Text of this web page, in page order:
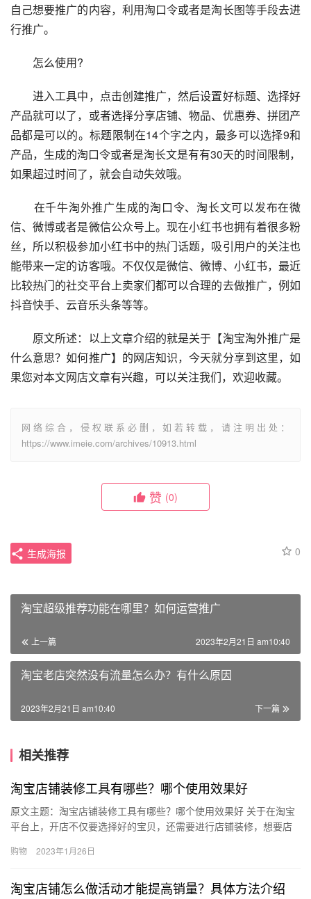
自己想要推广的内容，利用淘口令或者是淘长图等手段去进
行推广。
怎么使用?
进入工具中，点击创建推广，然后设置好标题、选择好
产品就可以了，或者选择分享店铺、物品、优惠券、拼团产
品都是可以的。标题限制在14个字之内，最多可以选择9和
产品，生成的淘口令或者是淘长文是有有30天的时间限制，
如果超过时间了，就会自动失效哦。
在千牛淘外推广生成的淘口令、淘长文可以发布在微
信、微博或者是微信公众号上。现在小红书也拥有着很多粉
丝，所以积极参加小红书中的热门话题，吸引用户的关注也
能带来一定的访客哦。不仅仅是微信、微博、小红书，最近
比较热门的社交平台上卖家们都可以合理的去做推广，例如
抖音快手、云音乐头条等等。
原文所述：以上文章介绍的就是关于【淘宝淘外推广是
什么意思？如何推广】的网店知识，今天就分享到这里，如
果您对本文网店文章有兴趣，可以关注我们，欢迎收藏。
网络综合，侵权联系必删，如若转载，请注明出处：
https://www.imeie.com/archives/10913.html
赞 (0)
0
生成海报
淘宝超级推荐功能在哪里？如何运营推广
上一篇 2023年2月21日 am10:40
淘宝老店突然没有流量怎么办？有什么原因
下一篇
2023年2月21日 am10:40
相关推荐
淘宝店铺装修工具有哪些？哪个使用效果好
原文主题：淘宝店铺装修工具有哪些？哪个使用效果好 关于在淘宝
平台上，开店不仅要选择好的宝贝，还需要进行店铺装修，想要店
具有…
购物 2023年1月26日
淘宝店铺怎么做活动才能提高销量？具体方法介绍